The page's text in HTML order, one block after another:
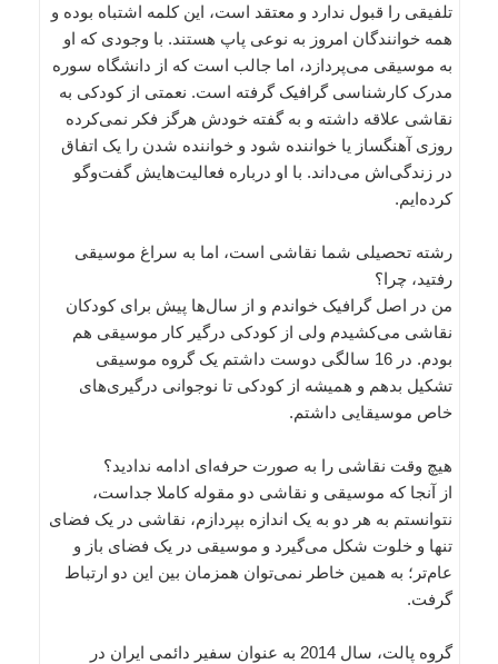
تلفیقی را قبول ندارد و معتقد است، این کلمه اشتباه بوده و
همه خوانندگان امروز به نوعی پاپ هستند. با وجودی که او
به موسیقی می‌پردازد، اما جالب است که از دانشگاه سوره
مدرک کارشناسی گرافیک گرفته است. نعمتی از کودکی به
نقاشی علاقه داشته و به گفته خودش هرگز فکر نمی‌کرده
روزی آهنگساز یا خواننده شود و خواننده شدن را یک اتفاق
در زندگی‌اش می‌داند. با او درباره فعالیت‌هایش گفت‌وگو
کرده‌ایم.
رشته تحصیلی شما نقاشی است، اما به سراغ موسیقی
رفتید، چرا؟
من در اصل گرافیک خواندم و از سال‌ها پیش برای کودکان
نقاشی می‌کشیدم ولی از کودکی درگیر کار موسیقی هم
بودم. در 16 سالگی دوست داشتم یک گروه موسیقی
تشکیل بدهم و همیشه از کودکی تا نوجوانی درگیری‌های
خاص موسیقایی داشتم.
هیچ وقت نقاشی را به صورت حرفه‌ای ادامه ندادید؟
از آنجا که موسیقی و نقاشی دو مقوله کاملا جداست،
نتوانستم به هر دو به یک اندازه بپردازم، نقاشی در یک فضای
تنها و خلوت شکل می‌گیرد و موسیقی در یک فضای باز و
عام‌تر؛ به همین خاطر نمی‌توان همزمان بین این دو ارتباط
گرفت.
گروه پالت، سال 2014 به عنوان سفیر دائمی ایران در